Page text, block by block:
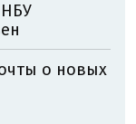
о новых